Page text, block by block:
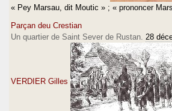
« Pey Marsau, dit Moutic » ; « prononcer
Parçan deu Crestian
Un quartier de Saint Sever de Rustan. 28
VERDIER Gilles